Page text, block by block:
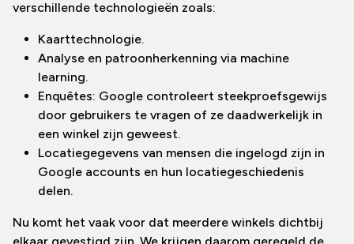
verschillende technologieën zoals:
Kaarttechnologie.
Analyse en patroonherkenning via machine
learning.
Enquêtes: Google controleert steekproefsgewijs
door gebruikers te vragen of ze daadwerkelijk in
een winkel zijn geweest.
Locatiegegevens van mensen die ingelogd zijn in
Google accounts en hun locatiegeschiedenis
delen.
Nu komt het vaak voor dat meerdere winkels dichtbij